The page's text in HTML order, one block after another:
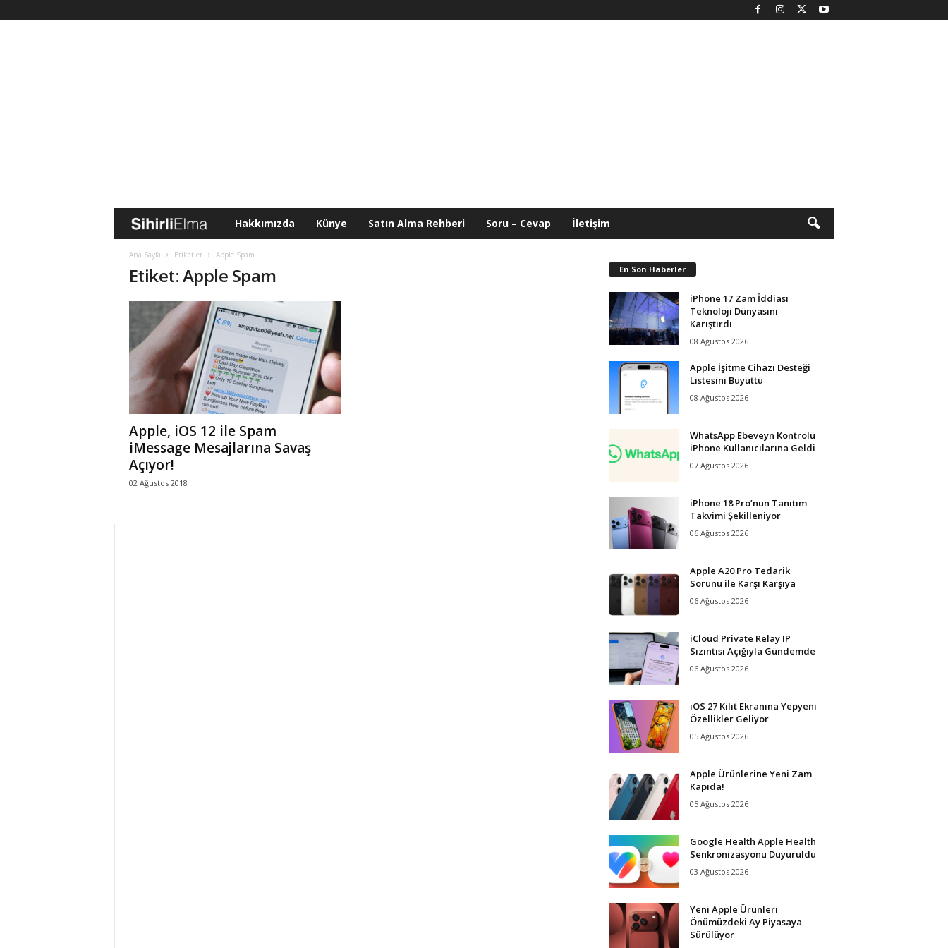
i
h
i
r
l
i
E
Hakkımızda Künye Satın Alma Rehberi Soru – Cevap İletişim
Ana Sayfa Etiketler Apple Spam
Etiket: Apple Spam
Apple, iOS 12 ile Spam
iMessage Mesajlarına Savaş
Açıyor!
02 Ağustos 2018
En Son Haberler
iPhone 17 Zam İddiası
Teknoloji Dünyasını
Karıştırdı
08 Ağustos 2026
Apple İşitme Cihazı Desteği
Listesini Büyüttü
08 Ağustos 2026
WhatsApp Ebeveyn Kontrolü
iPhone Kullanıcılarına Geldi
07 Ağustos 2026
iPhone 18 Pro’nun Tanıtım
Takvimi Şekilleniyor
06 Ağustos 2026
Apple A20 Pro Tedarik
Sorunu ile Karşı Karşıya
06 Ağustos 2026
iCloud Private Relay IP
Sızıntısı Açığıyla Gündemde
06 Ağustos 2026
iOS 27 Kilit Ekranına Yepyeni
Özellikler Geliyor
05 Ağustos 2026
Apple Ürünlerine Yeni Zam
Kapıda!
05 Ağustos 2026
Google Health Apple Health
Senkronizasyonu Duyuruldu
03 Ağustos 2026
Yeni Apple Ürünleri
Önümüzdeki Ay Piyasaya
Sürülüyor